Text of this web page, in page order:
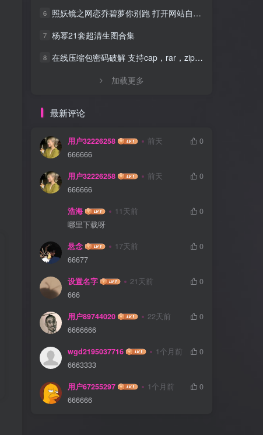
6 照妖镜之网恋乔碧萝你别跑 打开网站自动拍照源码
7 杨幂21套超清生图合集
8 在线压缩包密码破解 支持cap，rar，zip，7z，excel，ppt，word，office等文件
加载更多
最新评论
用户32226258 前天
0
666666
用户32226258 前天
0
666666
浩海 11天前
0
哪里下载呀
悬念 17天前
0
66677
设置名字 21天前
0
666
用户89744020 22天前
0
6666666
wgd2195037716 1个月前
0
6663333
用户67255297 1个月前
0
666666